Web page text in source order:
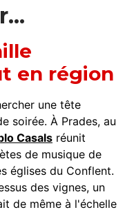
en région
une tête
soirée. À Prades, au
Casals réunit
de musique de
églises du Conflent.
des vignes, un
de même à l'échelle